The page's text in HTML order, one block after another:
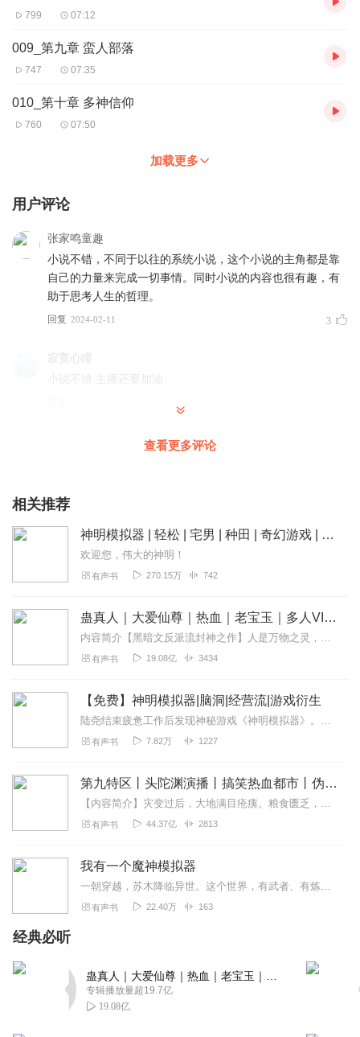
799 07:12
009_第九章 蛮人部落
747 07:35
010_第十章 多神信仰
760 07:50
加载更多
用户评论
张家鸣童趣
小说不错，不同于以往的系统小说，这个小说的主角都是靠
自己的力量来完成一切事情。同时小说的内容也很有趣，有
助于思考人生的哲理。
回复 2024-02-11 3
寂寞心瞳
小说不错 主播还要加油
490766766
没有对比，没有伤害，假如没有别的主播播出更优质的同样
的书，那我肯定给推荐。而且为什么备注是恐怖？
A短尾巴的鸟
内容推荐！！！！！！
星光终会暗淡
ai合成音还是主播自己的声音？
查看更多评论
相关推荐
神明模拟器 | 轻松 | 宅男 | 种田 | 奇幻游戏 | 多人有声剧
欢迎您，伟大的神明！
有声书 270.15万 742
蛊真人｜大爱仙尊｜热血｜老宝玉｜多人VIP免费有声剧
内容简介【黑暗文反派流封神之作】人是万物之灵，蛊是天地真精。一个穿越者不断重生的故事。一个养蛊、炼蛊、用蛊的奇特世界。配音组（男角色）老宝玉旁白...
有声书 19.08亿 3434
【免费】神明模拟器|脑洞|经营流|游戏衍生
陆尧结束疲惫工作后发现神秘游戏《神明模拟器》。进入游戏成为神明，获第一批信徒，在探索玩法时，面临森林部落威胁。他用闪电化解危机，还发现现实物品可作恩赐，引发信徒...
有声书 7.82万 1227
第九特区丨头陀渊演播丨搞笑热血都市丨伪戒丨VIP免费多人有声剧
【内容简介】灾变过后，大地满目疮痍。粮食匮乏，资源紧俏，局势混乱……一位从待规划区杀出来的青年，背对着漫天黄沙，孤身来到九区谋生，却不曾想偶然结识三五好友，一念...
有声书 44.37亿 2813
我有一个魔神模拟器
一朝穿越，苏木降临异世。这个世界，有武者、有炼气士、更有各种恐怖的鬼魅妖魔！由于太过危险，好好的重生模拟器竟转换成了死亡模拟器。死亡对于他来说，并非终结，而是开...
有声书 22.40万 163
经典必听
专辑播放量超19.7亿
19.08亿